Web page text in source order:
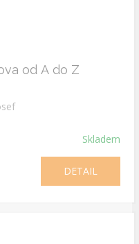
od A do Z
Skladem
DETAIL